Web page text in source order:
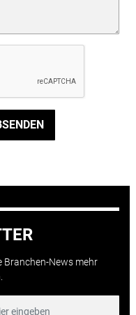
Branchen-News mehr